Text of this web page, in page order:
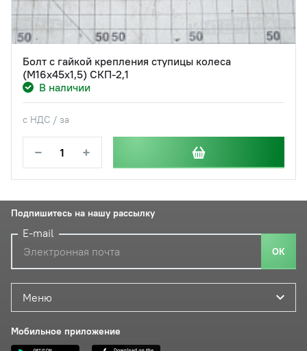
Болт с гайкой крепления ступицы колеса
(М16х45х1,5) СКП-2,1
В наличии
с НДС / за
− +
Меню
Мобильное приложение
Подпишитесь на нашу рассылку
E-mail
ОК